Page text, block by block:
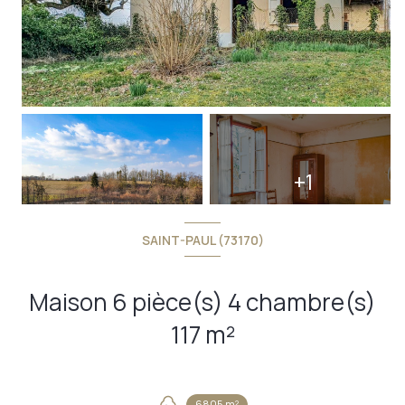
+1
SAINT-PAUL (73170)
Maison 6 pièce(s) 4 chambre(s)
117 m²